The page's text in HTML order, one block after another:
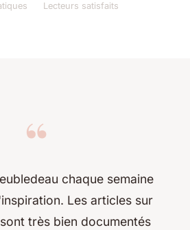
Lecteurs satisfaits
“
chaque semaine
Les articles sur
très bien documentés